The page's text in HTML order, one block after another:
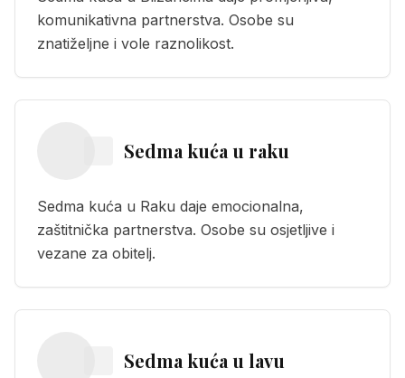
komunikativna partnerstva. Osobe su
znatiželjne i vole raznolikost.
Sedma kuća u raku
Sedma kuća u Raku daje emocionalna,
zaštitnička partnerstva. Osobe su osjetljive i
vezane za obitelj.
Sedma kuća u lavu